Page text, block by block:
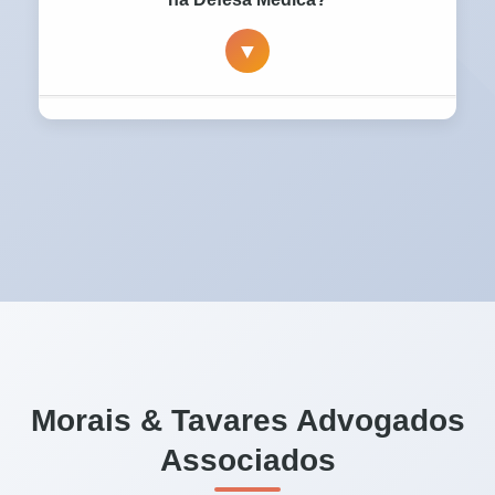
hospitalar e gestão de crise, bem como na
defesa individual do corpo clínico e diretores
▼
parceiros.
país.
Foco no Resultado: Defesa intransigente da
Morais & Tavares Advogados
Associados